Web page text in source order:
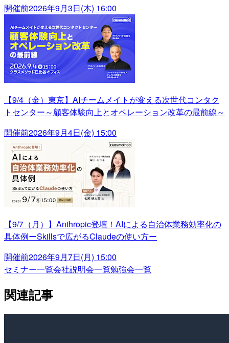
開催前2026年9月3日(木) 16:00
【9/4（金）東京】AIチームメイトが変える次世代コンタク
トセンター～顧客体験向上とオペレーション改革の最前線～
開催前2026年9月4日(金) 15:00
【9/7（月）】Anthropic登壇！AIによる自治体業務効率化の
具体例ーSkillsで広がるClaudeの使い方ー
開催前2026年9月7日(月) 15:00
セミナー一覧会社説明会一覧勉強会一覧
関連記事